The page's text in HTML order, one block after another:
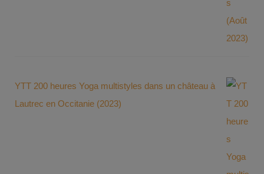
YTT 200 heures Yoga multistyles dans un château à
Lautrec en Occitanie (2023)